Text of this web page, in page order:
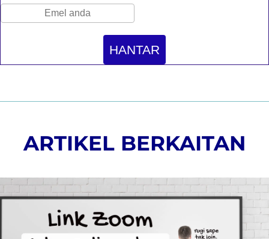
HANTAR
ARTIKEL BERKAITAN